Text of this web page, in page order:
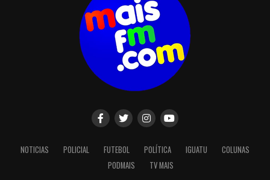
NOTICIAS POLICIAL FUTEBOL POLÍTICA IGUATU
COLUNAS
PODMAIS
TV MAIS